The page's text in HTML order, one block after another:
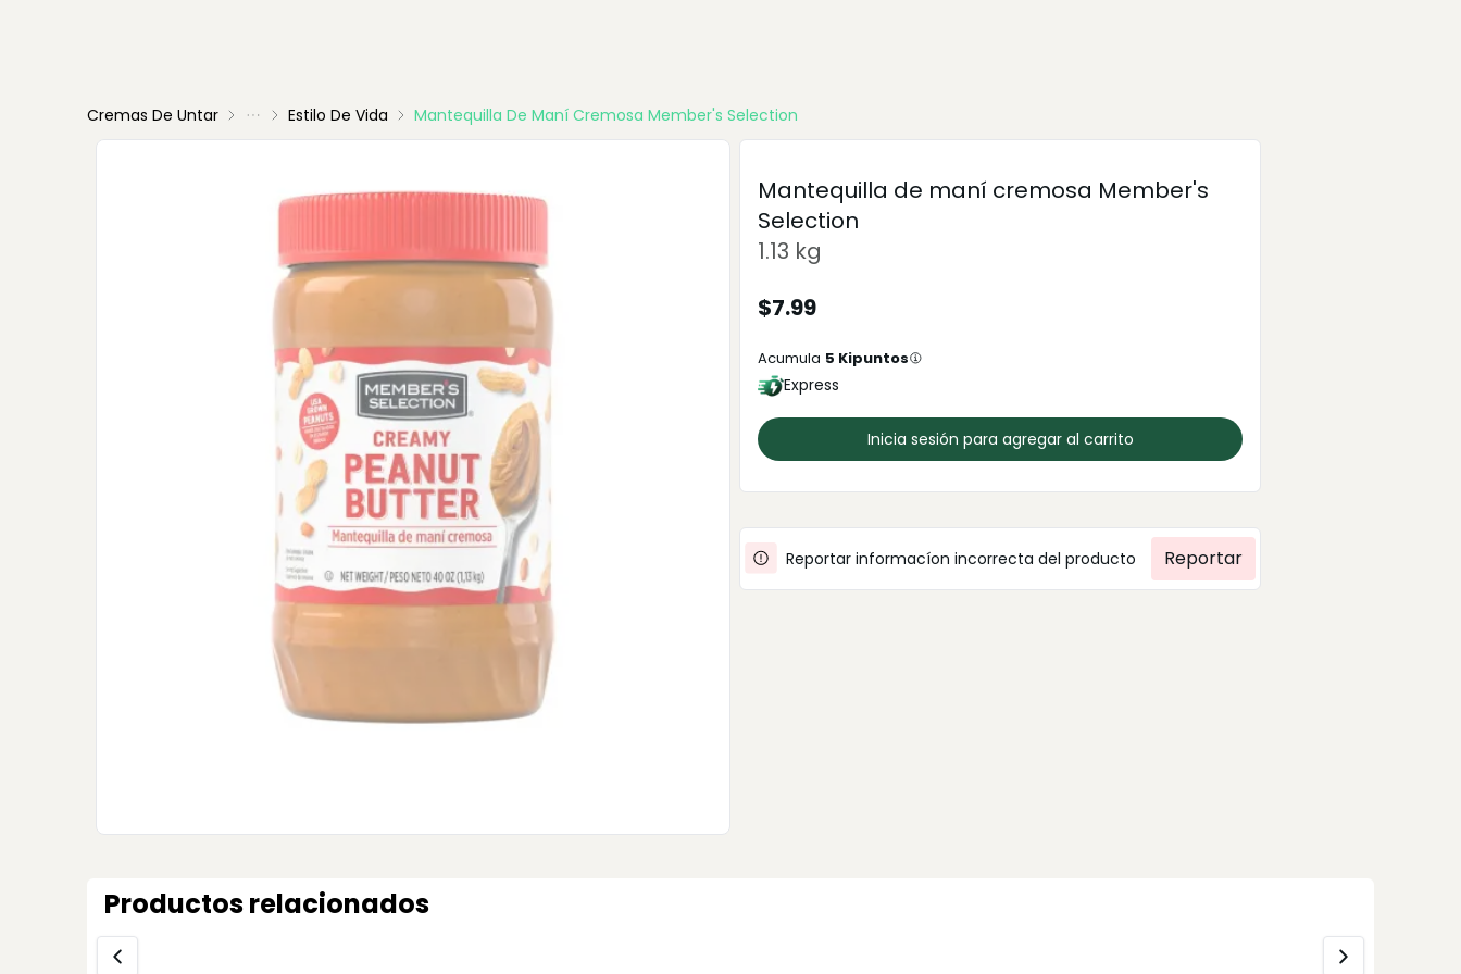
Cremas De Untar Estilo De Vida Mantequilla De Maní Cremosa Member's Selection
Mantequilla de maní cremosa Member's
Selection
1.13 kg
$7.99
Acumula 5 Kipuntos
Express
Inicia sesión para agregar al carrito
Reportar informacíon incorrecta del producto Reportar
Productos relacionados